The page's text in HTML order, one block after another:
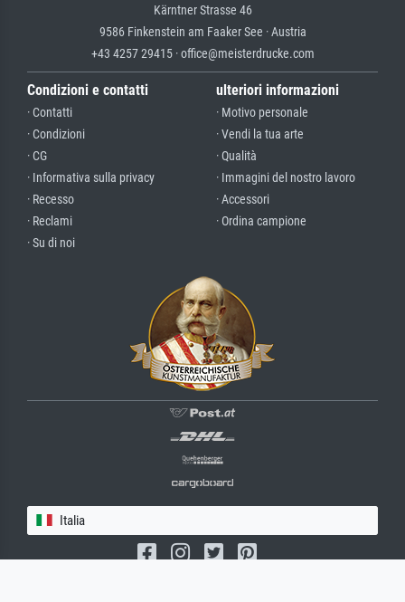
Kärntner Strasse 46
9586 Finkenstein am Faaker See · Austria
+43 4257 29415 · office@meisterdrucke.com
Condizioni e contatti
· Contatti
· Condizioni
· CG
· Informativa sulla privacy
· Recesso
· Reclami
· Su di noi
ulteriori informazioni
· Motivo personale
· Vendi la tua arte
· Qualità
· Immagini del nostro lavoro
· Accessori
· Ordina campione
Italia